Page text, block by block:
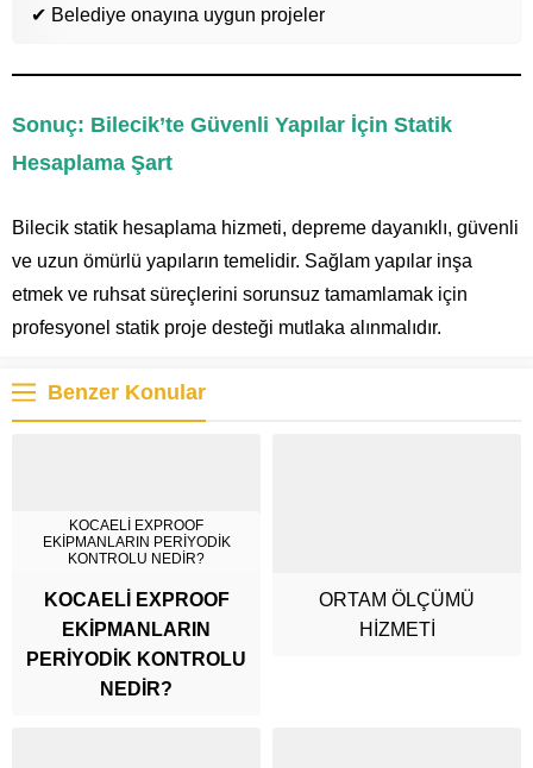
✔ Belediye onayına uygun projeler
Sonuç: Bilecik’te Güvenli Yapılar İçin Statik
Hesaplama Şart
Bilecik statik hesaplama hizmeti, depreme dayanıklı, güvenli
ve uzun ömürlü yapıların temelidir. Sağlam yapılar inşa
etmek ve ruhsat süreçlerini sorunsuz tamamlamak için
profesyonel statik proje desteği mutlaka alınmalıdır.
Benzer Konular
KOCAELİ EXPROOF
EKİPMANLARIN PERİYODİK
KONTROLU NEDİR?
KOCAELİ EXPROOF
EKİPMANLARIN
PERİYODİK KONTROLU
NEDİR?
ORTAM ÖLÇÜMÜ
HİZMETİ